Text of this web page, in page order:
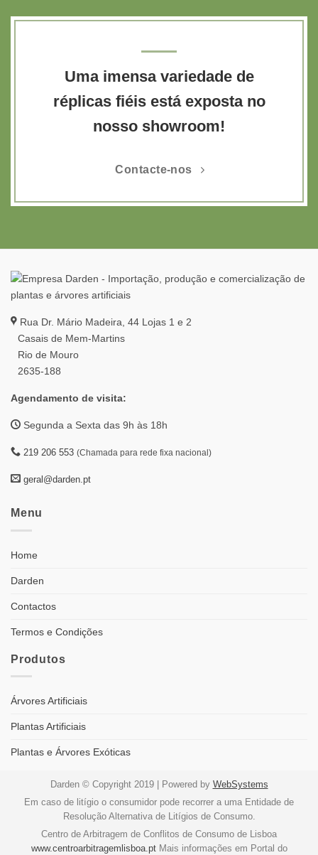
Uma imensa variedade de
réplicas fiéis está exposta no
nosso showroom!
Contacte-nos
Rua Dr. Mário Madeira, 44 Lojas 1 e 2
Casais de Mem-Martins
Rio de Mouro
2635-188
Agendamento de visita:
Segunda a Sexta das 9h às 18h
219 206 553 (Chamada para rede fixa nacional)
geral@darden.pt
Menu
Home
Darden
Contactos
Termos e Condições
Produtos
Árvores Artificiais
Plantas Artificiais
Plantas e Árvores Exóticas
Darden © Copyright 2019 | Powered by WebSystems
Em caso de litígio o consumidor pode recorrer a uma Entidade de
Resolução Alternativa de Litígios de Consumo.
Centro de Arbitragem de Conflitos de Consumo de Lisboa
www.centroarbitragemlisboa.ptMais informações em Portal do